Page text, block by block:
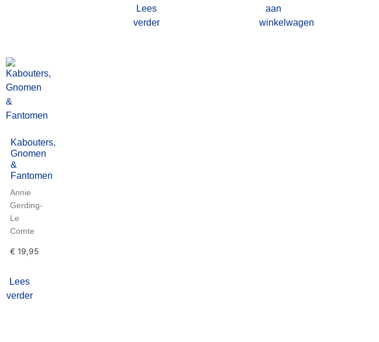
Lees
verder
aan
winkelwagen
Kabouters,
Gnomen
&
Fantomen
Annie
Gerding-
Le
Comte
€ 19,95
Lees
verder